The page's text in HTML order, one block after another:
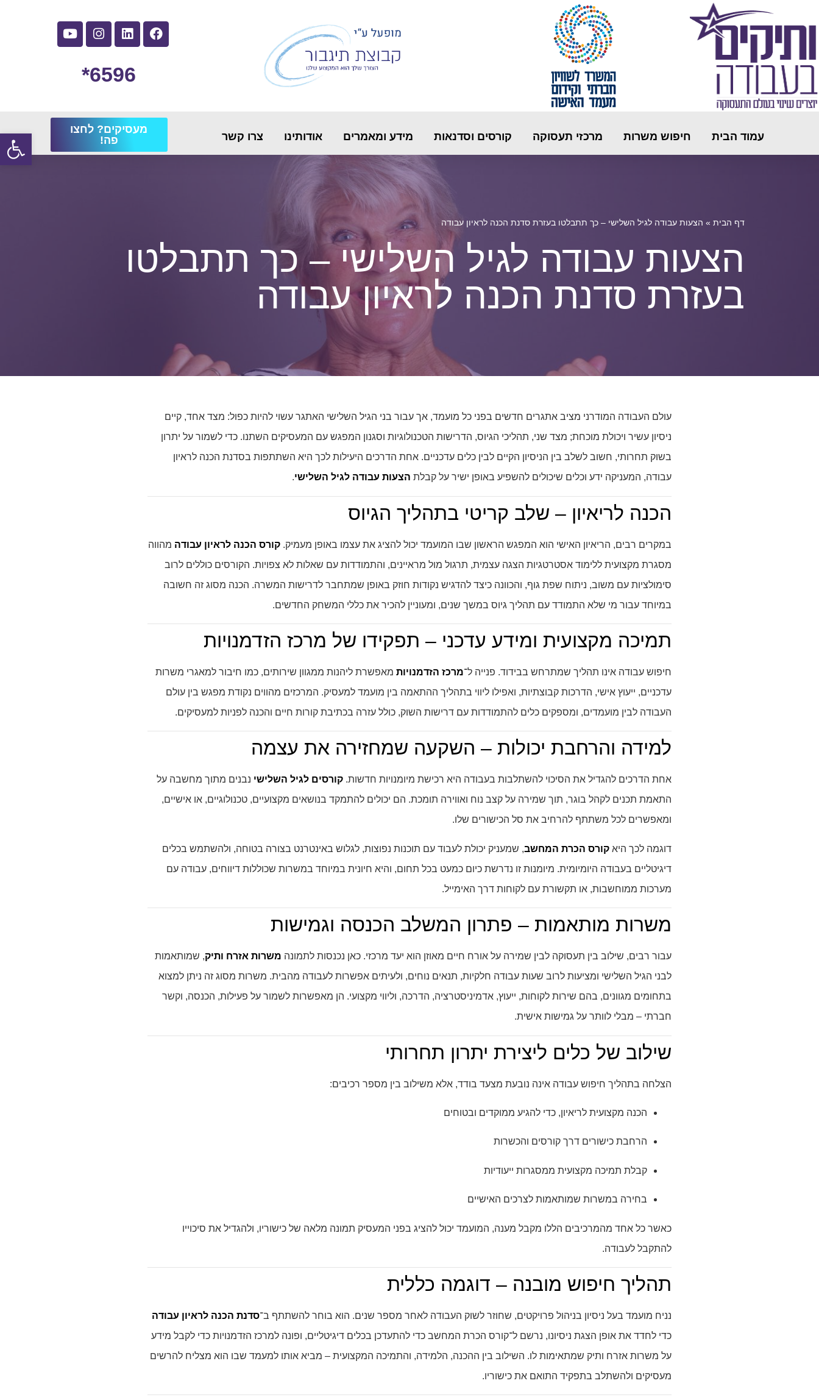
6596*
עמוד הבית חיפוש משרות מרכזי תעסוקה קורסים וסדנאות מידע ומאמרים אודותינו צרו קשר
מעסיקים? לחצו
פה!
דף הבית » הצעות עבודה לגיל השלישי – כך תתבלטו בעזרת סדנת הכנה לראיון עבודה
הצעות עבודה לגיל השלישי – כך תתבלטו
בעזרת סדנת הכנה לראיון עבודה
עולם העבודה המודרני מציב אתגרים חדשים בפני כל מועמד, אך עבור בני הגיל השלישי האתגר עשוי להיות כפול: מצד אחד, קיים
ניסיון עשיר ויכולת מוכחת; מצד שני, תהליכי הגיוס, הדרישות הטכנולוגיות וסגנון המפגש עם המעסיקים השתנו. כדי לשמור על יתרון
בשוק תחרותי, חשוב לשלב בין הניסיון הקיים לבין כלים עדכניים. אחת הדרכים היעילות לכך היא השתתפות בסדנת הכנה לראיון
עבודה, המעניקה ידע וכלים שיכולים להשפיע באופן ישיר על קבלת הצעות עבודה לגיל השלישי.
הכנה לריאיון – שלב קריטי בתהליך הגיוס
במקרים רבים, הריאיון האישי הוא המפגש הראשון שבו המועמד יכול להציג את עצמו באופן מעמיק. קורס הכנה לראיון עבודה מהווה
מסגרת מקצועית ללימוד אסטרטגיות הצגה עצמית, תרגול מול מראיינים, והתמודדות עם שאלות לא צפויות. הקורסים כוללים לרוב
סימולציות עם משוב, ניתוח שפת גוף, והכוונה כיצד להדגיש נקודות חוזק באופן שמתחבר לדרישות המשרה. הכנה מסוג זה חשובה
במיוחד עבור מי שלא התמודד עם תהליך גיוס במשך שנים, ומעוניין להכיר את כללי המשחק החדשים.
תמיכה מקצועית ומידע עדכני – תפקידו של מרכז הזדמנויות
חיפוש עבודה אינו תהליך שמתרחש בבידוד. פנייה ל־מרכז הזדמנויות מאפשרת ליהנות ממגוון שירותים, כמו חיבור למאגרי משרות
עדכניים, ייעוץ אישי, הדרכות קבוצתיות, ואפילו ליווי בתהליך ההתאמה בין מועמד למעסיק. המרכזים מהווים נקודת מפגש בין עולם
העבודה לבין מועמדים, ומספקים כלים להתמודדות עם דרישות השוק, כולל עזרה בכתיבת קורות חיים והכנה לפניות למעסיקים.
למידה והרחבת יכולות – השקעה שמחזירה את עצמה
אחת הדרכים להגדיל את הסיכוי להשתלבות בעבודה היא רכישת מיומנויות חדשות. קורסים לגיל השלישי נבנים מתוך מחשבה על
התאמת תכנים לקהל בוגר, תוך שמירה על קצב נוח ואווירה תומכת. הם יכולים להתמקד בנושאים מקצועיים, טכנולוגיים, או אישיים,
ומאפשרים לכל משתתף להרחיב את סל הכישורים שלו.
דוגמה לכך היא קורס הכרת המחשב, שמעניק יכולת לעבוד עם תוכנות נפוצות, לגלוש באינטרנט בצורה בטוחה, ולהשתמש בכלים
דיגיטליים בעבודה היומיומית. מיומנות זו נדרשת כיום כמעט בכל תחום, והיא חיונית במיוחד במשרות שכוללות דיווחים, עבודה עם
מערכות ממוחשבות, או תקשורת עם לקוחות דרך האימייל.
משרות מותאמות – פתרון המשלב הכנסה וגמישות
עבור רבים, שילוב בין תעסוקה לבין שמירה על אורח חיים מאוזן הוא יעד מרכזי. כאן נכנסות לתמונה משרות אזרח ותיק, שמותאמות
לבני הגיל השלישי ומציעות לרוב שעות עבודה חלקיות, תנאים נוחים, ולעיתים אפשרות לעבודה מהבית. משרות מסוג זה ניתן למצוא
בתחומים מגוונים, בהם שירות לקוחות, ייעוץ, אדמיניסטרציה, הדרכה, וליווי מקצועי. הן מאפשרות לשמור על פעילות, הכנסה, וקשר
חברתי – מבלי לוותר על גמישות אישית.
שילוב של כלים ליצירת יתרון תחרותי
הצלחה בתהליך חיפוש עבודה אינה נובעת מצעד בודד, אלא משילוב בין מספר רכיבים:
הכנה מקצועית לריאיון, כדי להגיע ממוקדים ובטוחים
הרחבת כישורים דרך קורסים והכשרות
קבלת תמיכה מקצועית ממסגרות ייעודיות
בחירה במשרות שמותאמות לצרכים האישיים
כאשר כל אחד מהמרכיבים הללו מקבל מענה, המועמד יכול להציג בפני המעסיק תמונה מלאה של כישוריו, ולהגדיל את סיכוייו
להתקבל לעבודה.
תהליך חיפוש מובנה – דוגמה כללית
נניח מועמד בעל ניסיון בניהול פרויקטים, שחוזר לשוק העבודה לאחר מספר שנים. הוא בוחר להשתתף ב־סדנת הכנה לראיון עבודה
כדי לחדד את אופן הצגת ניסיונו, נרשם ל־קורס הכרת המחשב כדי להתעדכן בכלים דיגיטליים, ופונה למרכז הזדמנויות כדי לקבל מידע
על משרות אזרח ותיק שמתאימות לו. השילוב בין ההכנה, הלמידה, והתמיכה המקצועית – מביא אותו למעמד שבו הוא מצליח להרשים
מעסיקים ולהשתלב בתפקיד התואם את כישוריו.